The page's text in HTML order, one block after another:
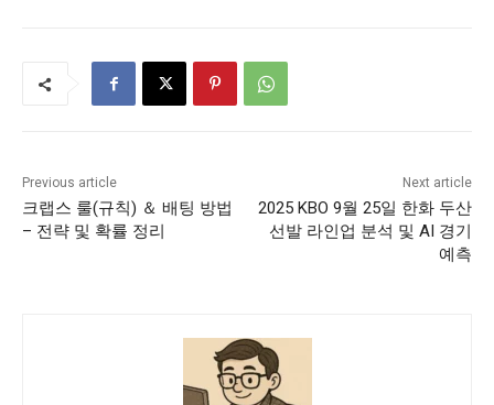
Previous article
크랩스 룰(규칙) ＆ 배팅 방법
– 전략 및 확률 정리
Next article
2025 KBO 9월 25일 한화 두산
선발 라인업 분석 및 AI 경기
예측